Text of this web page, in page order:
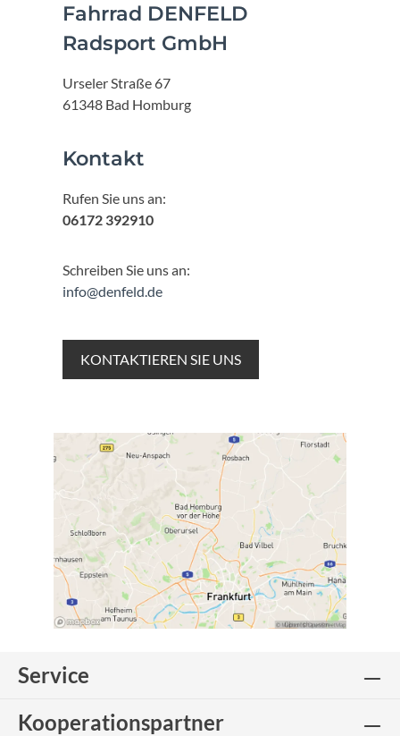
Fahrrad DENFELD
Radsport GmbH
Urseler Straße 67
61348 Bad Homburg
Kontakt
Rufen Sie uns an:
06172 392910
Schreiben Sie uns an:
info@denfeld.de
KONTAKTIEREN SIE UNS
Service
Kooperationspartner